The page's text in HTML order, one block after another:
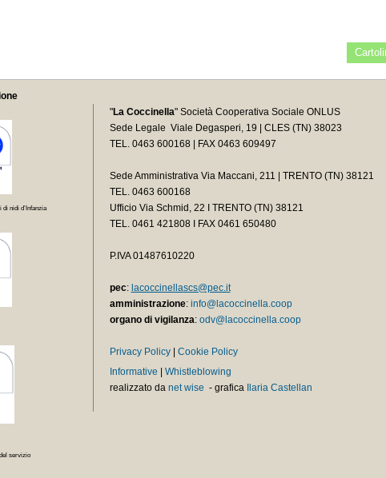
di nidi d’Infanzia
servizio
"La Coccinella" Società Cooperativa Sociale ONLUS
Sede Legale Viale Degasperi, 19 | CLES (TN) 38023
TEL. 0463 600168 | FAX 0463 609497
Sede Amministrativa Via Maccani, 211 | TRENTO (TN) 38121
TEL. 0463 600168
Ufficio Via Schmid, 22 I TRENTO (TN) 38121
TEL. 0461 421808 I FAX 0461 650480
P.IVA 01487610220
pec: lacoccinellascs@pec.it
amministrazione: info@lacoccinella.coop
organo di vigilanza: odv@lacoccinella.coop
Privacy Policy| Cookie Policy
Informative
Whistleblowing
realizzato da net wise - grafica Ilaria Castellan